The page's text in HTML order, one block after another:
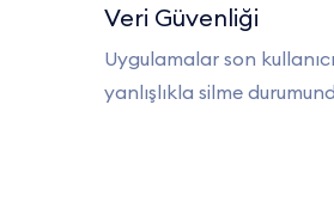
Veri Güvenliği
Uygulamalar son
yanlışlıkla silme